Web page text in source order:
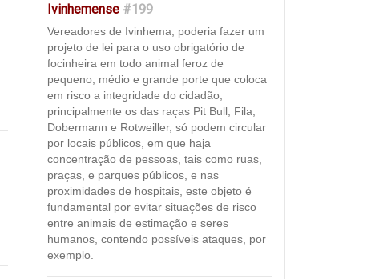
Ivinhemense #199
Vereadores de Ivinhema, poderia fazer um
projeto de lei para o uso obrigatório de
focinheira em todo animal feroz de
pequeno, médio e grande porte que coloca
em risco a integridade do cidadão,
principalmente os das raças Pit Bull, Fila,
Dobermann e Rotweiller, só podem circular
por locais públicos, em que haja
concentração de pessoas, tais como ruas,
praças, e parques públicos, e nas
proximidades de hospitais, este objeto é
fundamental por evitar situações de risco
entre animais de estimação e seres
humanos, contendo possíveis ataques, por
exemplo.